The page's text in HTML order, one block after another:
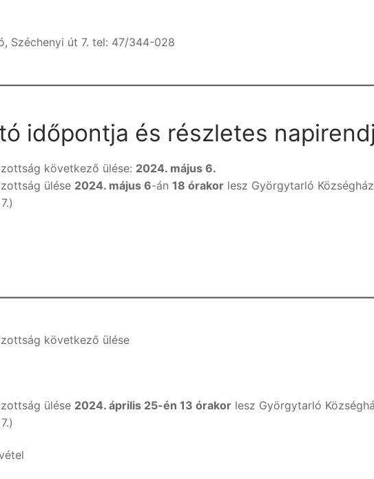
Széchenyi út 7. tel: 47/344-028
időpontja és részletes
következő ülése: 2024. május 6.
ülése 2024. május 6-án 18 órakor lesz Györgytarló
következő ülése
ülése 2024. április 25-én 13 órakor lesz Györgytarló